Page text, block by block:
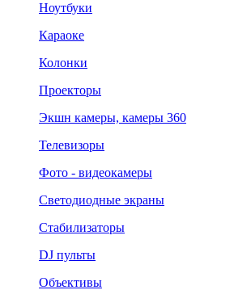
Ноутбуки
Караоке
Колонки
Проекторы
Экшн камеры, камеры 360
Телевизоры
Фото - видеокамеры
Светодиодные экраны
Стабилизаторы
DJ пульты
Объективы